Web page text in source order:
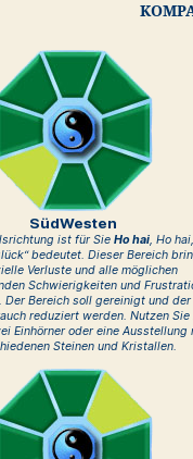
SüdWesten
ist für Sie Ho hai, Ho
bedeutet. Dieser Bereich
Verluste und alle möglichen
Schwierigkeiten und
Der Bereich soll gereinigt und der
reduziert werden. Nutzen Sie
Einhörner oder eine Ausstellung
Steinen und Kristallen.